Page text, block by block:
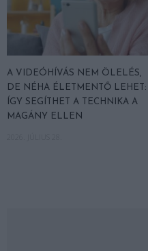
A VIDEÓHÍVÁS NEM ÖLELÉS,
DE NÉHA ÉLETMENTŐ LEHET:
ÍGY SEGÍTHET A TECHNIKA A
MAGÁNY ELLEN